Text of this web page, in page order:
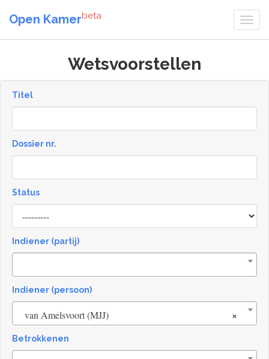
Open Kamerbeta
Wetsvoorstellen
Titel
Dossier nr.
Status
Status
Indiener (partij)
Indiener (persoon)
×
van Amelsvoort (MJJ)
Betrokkenen